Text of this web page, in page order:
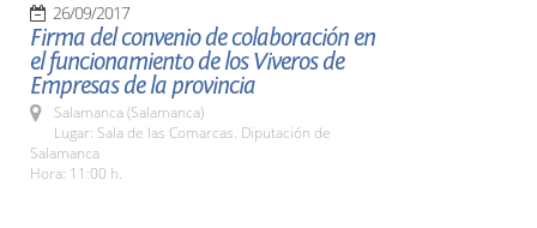
26/09/2017
Firma del convenio de colaboración en
el funcionamiento de los Viveros de
Empresas de la provincia
Salamanca (Salamanca)
Lugar: Sala de las Comarcas. Diputación de
Salamanca
Hora: 11:00 h.